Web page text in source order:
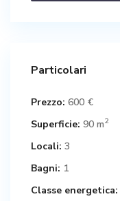
Particolari
Prezzo: 600 €
Superficie: 90 m2
Locali: 3
Bagni: 1
Classe energetica: